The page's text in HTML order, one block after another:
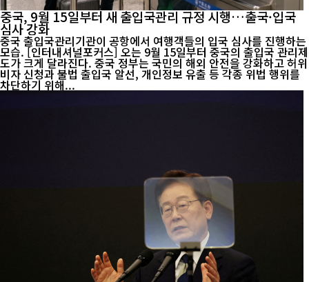
중국, 9월 15일부터 새 출입국관리 규정 시행…출국·입국
심사 강화
중국 출입국관리기관이 공항에서 여행객들의 입국 심사를 진행하는
모습. [인터내셔널포커스] 오는 9월 15일부터 중국의 출입국 관리제
도가 크게 달라진다. 중국 정부는 국민의 해외 안전을 강화하고 허위
비자 신청과 불법 출입국 알선, 개인정보 유출 등 각종 위법 행위를
차단하기 위해...